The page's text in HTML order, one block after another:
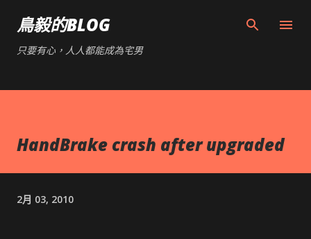
鳥毅的BLOG
只要有心，人人都能成為宅男
HandBrake crash after upgraded
2月 03, 2010